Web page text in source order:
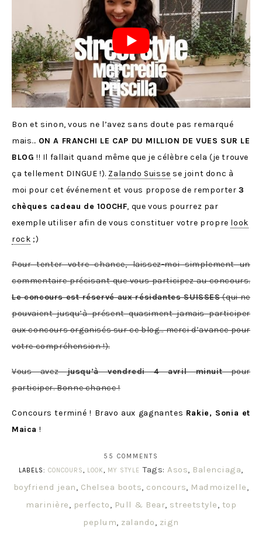
Bon et sinon, vous ne l’avez sans doute pas remarqué
mais… ON A FRANCHI LE CAP DU MILLION DE VUES SUR LE
BLOG !! Il fallait quand même que je célèbre cela (je trouve
ça tellement DINGUE !). Zalando Suisse se joint donc à
moi pour cet événement et vous propose de remporter3
chèques cadeau de 100CHF, que vous pourrez par
exemple utiliser afin de vous constituer votre propre look
rock ;)
Pour tenter votre chance, laissez-moi simplement un
commentaire précisant que vous participez au concours.
Le concours est réservé aux résidantes SUISSES(qui ne
pouvaient jusqu’à présent quasiment jamais participer
aux concours organisés sur ce blog… merci d’avance pour
votre compréhension !).
Vous avezjusqu’à vendredi 4 avril minuitpour
participer. Bonne chance !
Concours terminé ! Bravo aux gagnantes Rakie, Sonia et
Maica !
55 COMMENTS
LABELS:CONCOURS LOOK MY STYLE Tags: Asos Balenciaga
boyfriend jean
Chelsea boots concours Madmoizelle
marinière
perfecto Pull & Bear streetstyle top
peplum zalando zign